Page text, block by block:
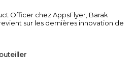
Officer chez AppsFlyer, ​Barak
sur les dernières innovation de